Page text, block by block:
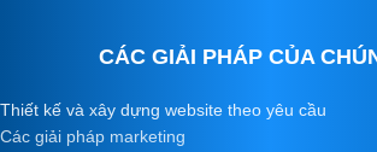
CÁC GIẢI PHÁP CỦA
Thiết kế và xây dựng website theo yêu cầu
Các giải pháp marketing